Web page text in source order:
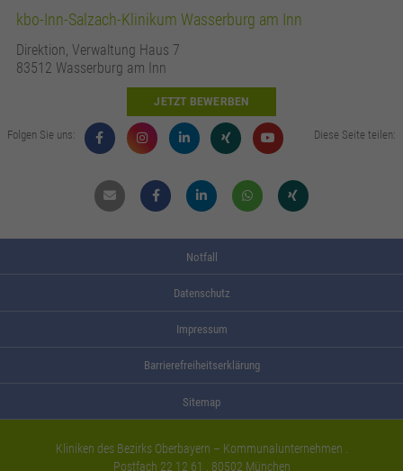
kbo-Inn-Salzach-Klinikum Wasserburg am Inn
Direktion, Verwaltung Haus 7
83512 Wasserburg am Inn
JETZT BEWERBEN
Folgen Sie uns: Diese Seite teilen:
Mail FacebookLinkdin WhatsappXing
Notfall
Datenschutz
Impressum
Barrierefreiheitserklärung
Sitemap
Kliniken des Bezirks Oberbayern – Kommunalunternehmen .
Postfach 22 12 61 . 80502 München